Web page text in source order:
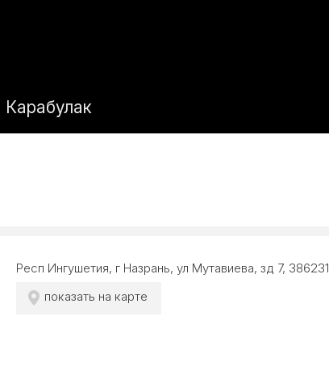
Карабулак
Респ Ингушетия, г Назрань, ул Мутавиева, зд 7, 386231
показать на карте